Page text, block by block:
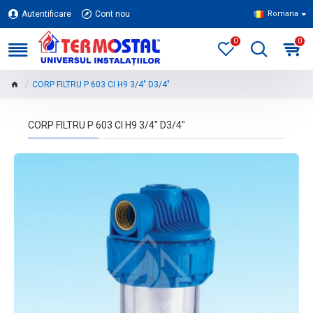
Autentificare Cont nou Romana
0 0
CORP FILTRU P 603 CI H9 3/4" D3/4"
CORP FILTRU P 603 CI H9 3/4" D3/4"